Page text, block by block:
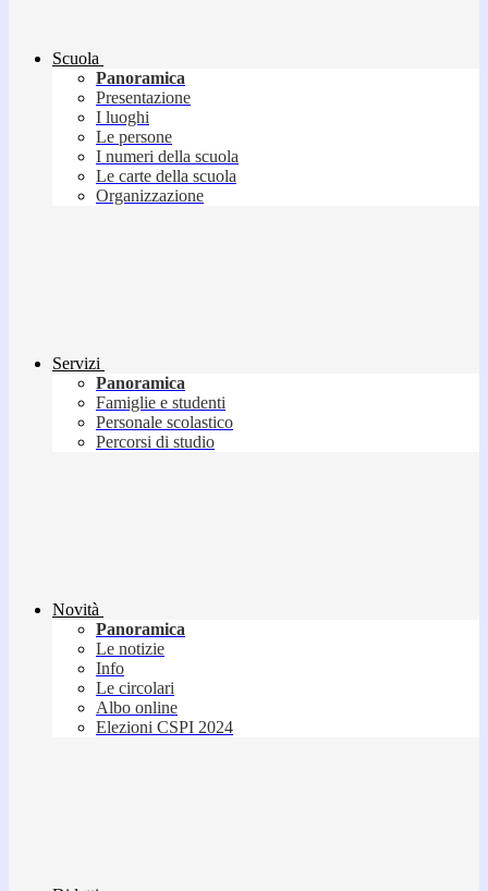
Scuola
Panoramica
Presentazione
I luoghi
Le persone
I numeri della scuola
Le carte della scuola
Organizzazione
Servizi
Panoramica
Famiglie e studenti
Personale scolastico
Percorsi di studio
Novità
Panoramica
Le notizie
Info
Le circolari
Albo online
Elezioni CSPI 2024